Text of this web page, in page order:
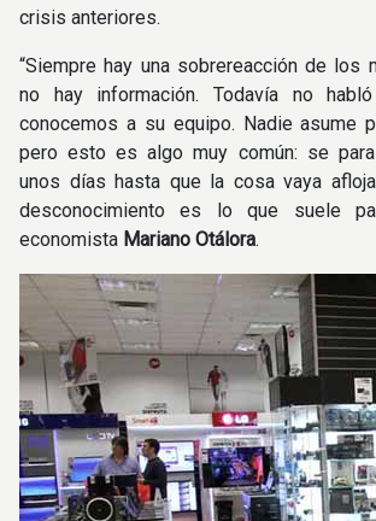
crisis anteriores.
“Siempre hay una sobrereacción de los
no hay información. Todavía no
conocemos a su equipo. Nadie asume
pero esto es algo muy común: se
unos días hasta que la cosa vaya
desconocimiento es lo que suele
economista Mariano Otálora.